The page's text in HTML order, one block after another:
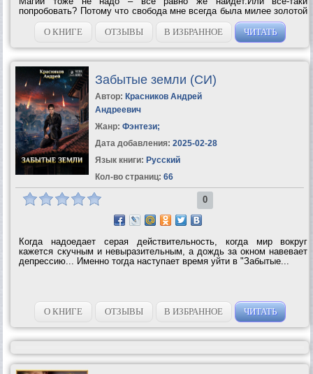
попробовать? Потому что свобода мне всегда была милее золотой
клетки, а любовь… Нет, любовь в мои планы не
входила!*однотомник *любовь и магия*сложные...
О КНИГЕ ОТЗЫВЫ В ИЗБРАННОЕ ЧИТАТЬ
Забытые земли (СИ)
Автор: Красников Андрей
Андреевич
Жанр: Фэнтези;
Дата добавления: 2025-02-28
Язык книги: Русский
Кол-во страниц: 66
0
Когда надоедает серая действительность, когда мир вокруг
кажется скучным и невыразительным, а дождь за окном навевает
депрессию... Именно тогда наступает время уйти в "Забытые...
О КНИГЕ ОТЗЫВЫ В ИЗБРАННОЕ ЧИТАТЬ